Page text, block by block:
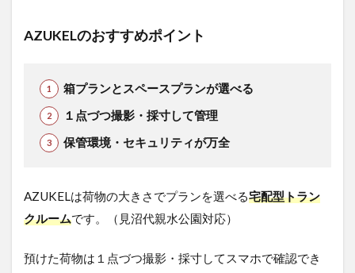
AZUKELのおすすめポイント
箱プランとスペースプランが選べる
１点づつ撮影・採寸して管理
保管環境・セキュリティが万全
AZUKELは荷物の大きさでプランを選べる宅配型トラン
クルームです。（見沼代親水公園対応）
預けた荷物は１点づつ撮影・採寸してスマホで確認でき